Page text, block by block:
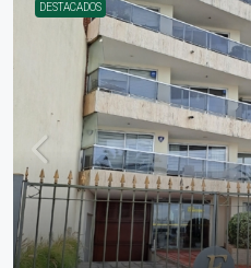
DESTACADOS